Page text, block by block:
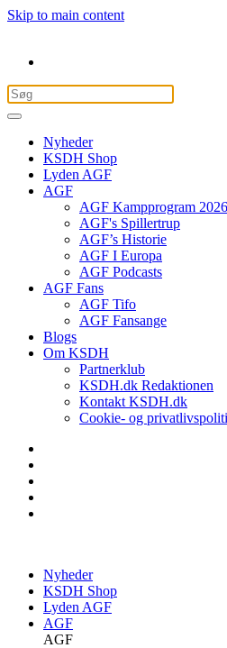
Skip to main content
Nyheder
KSDH Shop
Lyden AGF
AGF
AGF Kampprogram
AGF's Spillertrup
AGF’s Historie
AGF I Europa
AGF Podcasts
AGF Fans
AGF Tifo
AGF Fansange
Blogs
Om KSDH
Partnerklub
KSDH.dk Redaktionen
Kontakt KSDH.dk
Cookie- og
Nyheder
KSDH Shop
Lyden AGF
AGF
AGF